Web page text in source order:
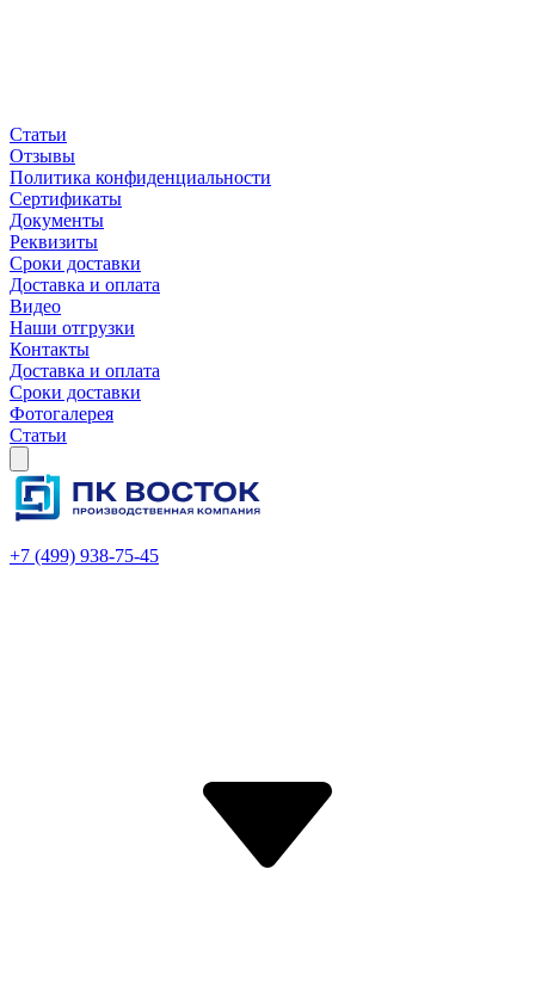
Статьи
Отзывы
Политика конфиденциальности
Сертификаты
Документы
Реквизиты
Сроки доставки
Доставка и оплата
Видео
Наши отгрузки
Контакты
Доставка и оплата
Сроки доставки
Фотогалерея
Статьи
+7 (499) 938-75-45